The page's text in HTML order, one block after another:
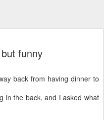
funny
back from having dinner to
in the back, and I asked what